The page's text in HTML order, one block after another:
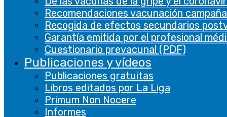
Recomendaciones vacunación
Recogida de efectos secundarios
Garantía emitida por el profesional
Cuestionario prevacunal (PDF)
Publicaciones y vídeos
Publicaciones gratuitas
Libros editados por La Liga
Primum Non Nocere
Informes
proporcionar información sobre métricas, el
número de visitantes, la tasa de rebote, la
fuente de tráfico, etc.
Otras
Otras cookies no categorizadas son las que se
están analizando y aún no se han clasificado en
una categoría.